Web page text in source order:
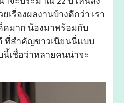
รื่องผลงานบ้างดีกว่า เรา
ดมาก น้องมาพร้อมกับ
ที่สำคัญขาวเนียนนี่แบบ
เชื่อว่าหลายคนน่าจะ